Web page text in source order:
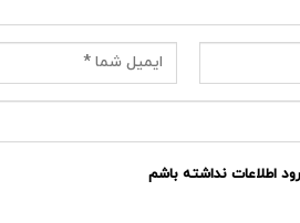
اطلاعات نداشته باشم